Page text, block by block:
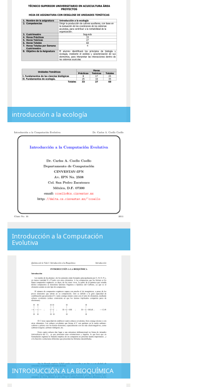
introducción a la ecología
Introducción a la Computación
Evolutiva
INTRODUCCIÓN A LA BIOQUÍMICA